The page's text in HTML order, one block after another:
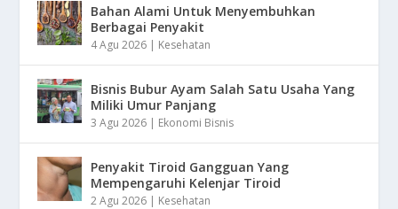
Bahan Alami Untuk Menyembuhkan
Berbagai Penyakit
4 Agu 2026 | Kesehatan
Bisnis Bubur Ayam Salah Satu Usaha Yang
Miliki Umur Panjang
3 Agu 2026 | Ekonomi Bisnis
Penyakit Tiroid Gangguan Yang
Mempengaruhi Kelenjar Tiroid
2 Agu 2026 | Kesehatan